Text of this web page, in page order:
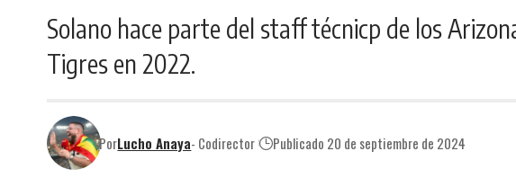
Solano hace parte del staff técnicp de los
Tigres en 2022.
PorLucho Anaya- Codirector Publicado 20 de septiembre de 2024